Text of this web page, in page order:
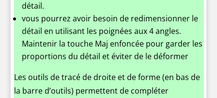
détail.
vous pourrez avoir besoin de redimensionner le
détail en utilisant les poignées aux 4 angles.
Maintenir la touche Maj enfoncée pour garder les
proportions du détail et éviter de le déformer
Les outils de tracé de droite et de forme (en bas de
la barre d’outils) permettent de compléter